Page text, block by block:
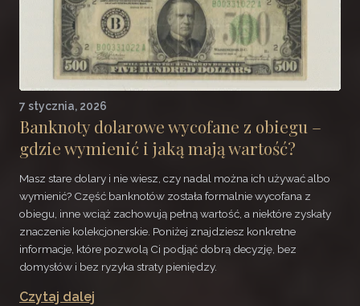
7 stycznia, 2026
Banknoty dolarowe wycofane z obiegu –
gdzie wymienić i jaką mają wartość?
Masz stare dolary i nie wiesz, czy nadal można ich używać albo
wymienić? Część banknotów została formalnie wycofana z
obiegu, inne wciąż zachowują pełną wartość, a niektóre zyskały
znaczenie kolekcjonerskie. Poniżej znajdziesz konkretne
informacje, które pozwolą Ci podjąć dobrą decyzję, bez
domysłów i bez ryzyka straty pieniędzy.
Czytaj dalej